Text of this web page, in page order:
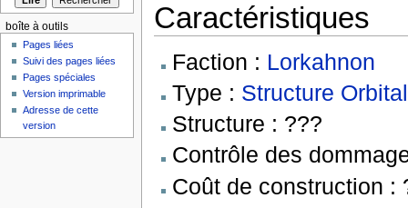
Caractéristiques
Faction : Lorkahnon
Type : Structure
Structure : ???
Contrôle des
Coût de construction :
boîte à outils
Pages liées
Suivi des pages liées
Pages spéciales
Version imprimable
Adresse de cette
version